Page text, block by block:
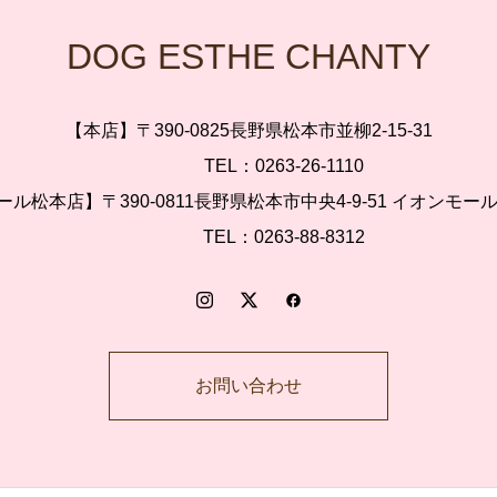
DOG ESTHE CHANTY
【本店】〒390-0825長野県松本市並柳2-15-31
TEL：0263-26-1110
ル松本店】〒390-0811長野県松本市中央4-9-51 イオンモー
TEL：0263-88-8312
お問い合わせ